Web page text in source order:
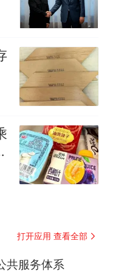
打开应用 查看全部
共服务体系